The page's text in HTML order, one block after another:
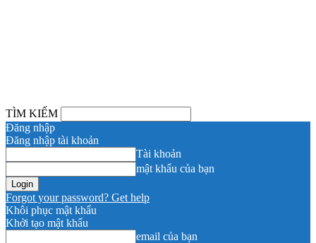
TÌM KIẾM
Đăng nhập
Đăng nhập tài khoản
Tài khoản
mật khẩu của bạn
Forgot your password? Get help
Khôi phục mật khẩu
Khởi tạo mật khẩu
email của bạn